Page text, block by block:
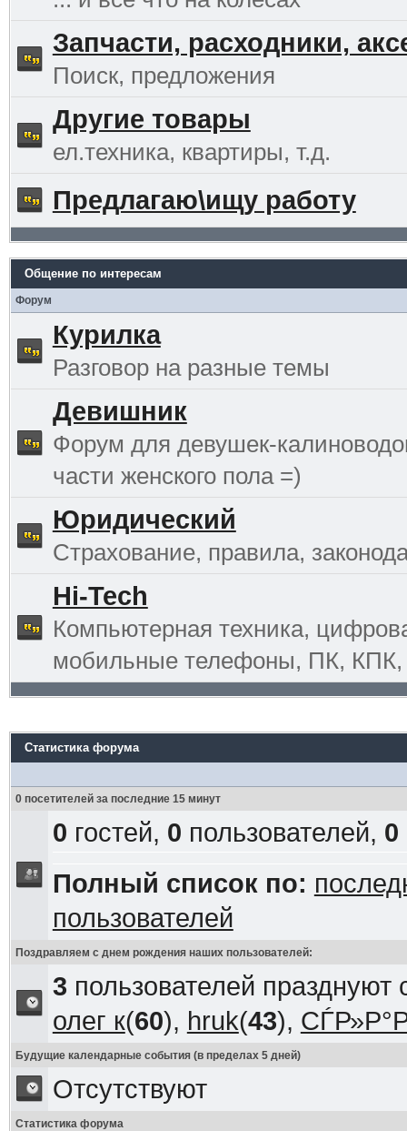
Запчасти, расходники,
Поиск, предложения
Другие товары
ел.техника, квартиры, т.д.
Предлагаю\ищу работу
Общение по интересам
Форум
Курилка
Разговор на разные темы
Девишник
Форум для девушек-
части женского пола =)
Юридический
Страхование, правила,
Hi-Tech
Компьютерная техника,
мобильные телефоны, ПК, КПК,
Статистика форума
0 посетителей за последние 15 минут
0 гостей, 0 пользователей, 0
Полный список по:
пользователей
Поздравляем с днем рождения наших пользователей:
3 пользователей
олег к(60), hruk(43),
Будущие календарные события (в пределах 5 дней)
Отсутствуют
Статистика форума